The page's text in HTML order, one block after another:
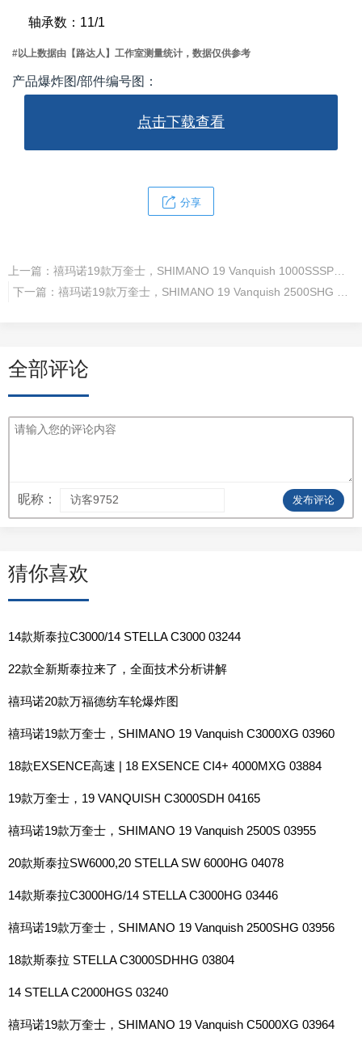
轴承数：11/1
#以上数据由【路达人】工作室测量统计，数据仅供参考
产品爆炸图/部件编号图：
点击下载查看
分享
上一篇：
禧玛诺19款万奎士，SHIMANO 19 Vanquish 1000SSSPG 03949
下一篇：
禧玛诺19款万奎士，SHIMANO 19 Vanquish 2500SHG 03956
全部评论
昵称： 发布评论
猜你喜欢
14款斯泰拉C3000/14 STELLA C3000 03244
22款全新斯泰拉来了，全面技术分析讲解
禧玛诺20款万福德纺车轮爆炸图
禧玛诺19款万奎士，SHIMANO 19 Vanquish C3000XG 03960
18款EXSENCE高速 | 18 EXSENCE CI4+ 4000MXG 03884
19款万奎士，19 VANQUISH C3000SDH 04165
禧玛诺19款万奎士，SHIMANO 19 Vanquish 2500S 03955
20款斯泰拉SW6000,20 STELLA SW 6000HG 04078
14款斯泰拉C3000HG/14 STELLA C3000HG 03446
禧玛诺19款万奎士，SHIMANO 19 Vanquish 2500SHG 03956
18款斯泰拉 STELLA C3000SDHHG 03804
14 STELLA C2000HGS 03240
禧玛诺19款万奎士，SHIMANO 19 Vanquish C5000XG 03964